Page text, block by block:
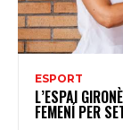
ESPORT
L’ESPAI
FEMENÍ PER